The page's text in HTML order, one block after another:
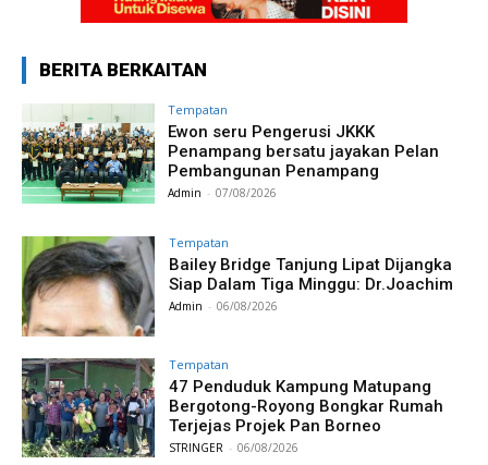
BERITA BERKAITAN
Tempatan
Ewon seru Pengerusi JKKK
Penampang bersatu jayakan Pelan
Pembangunan Penampang
Admin - 07/08/2026
Tempatan
Bailey Bridge Tanjung Lipat Dijangka
Siap Dalam Tiga Minggu: Dr.Joachim
Admin - 06/08/2026
Tempatan
47 Penduduk Kampung Matupang
Bergotong-Royong Bongkar Rumah
Terjejas Projek Pan Borneo
STRINGER - 06/08/2026